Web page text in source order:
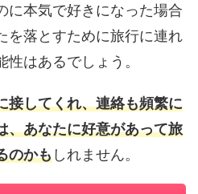
に本気で好きになった場合
を落とすために旅行に連れ
はあるでしょう。
接してくれ、連絡も頻繁に
、あなたに好意があって旅
のかもしれません。